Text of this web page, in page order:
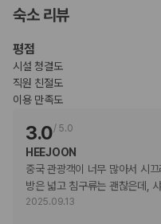
직불카드 결제 불가
현금 결제 불가
American Express
JCB International
Mastercard
UnionPay
반려동물 동반 불가
숙소 리뷰
평점
시설 청결도
직원 친절도
이용 만족도
3.0/ 5.0
HEEJOON
중국 관광객이 너무 많아서 시
방은 넓고 침구류는 괜찮은데,
2025.09.13